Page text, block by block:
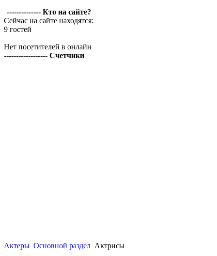
-------------- Кто на сайте?
Сейчас на сайте находятся:
9 гостей
Нет посетителей в онлайн
------------------ Счетчики
Актеры Основной раздел Актрисы